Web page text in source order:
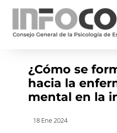
¿Cómo se
hacia la
mental en la
18 Ene 2024